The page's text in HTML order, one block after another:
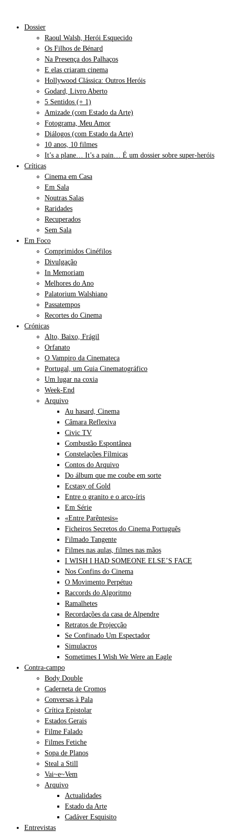
Dossier
Raoul Walsh, Herói Esquecido
Os Filhos de Bénard
Na Presença dos Palhaços
E elas criaram cinema
Hollywood Clássica: Outros Heróis
Godard, Livro Aberto
5 Sentidos (+ 1)
Amizade (com Estado da Arte)
Fotograma, Meu Amor
Diálogos (com Estado da Arte)
10 anos, 10 filmes
It’s a plane… It’s a pain… É um dossier sobre super-heróis
Críticas
Cinema em Casa
Em Sala
Noutras Salas
Raridades
Recuperados
Sem Sala
Em Foco
Comprimidos Cinéfilos
Divulgação
In Memoriam
Melhores do Ano
Palatorium Walshiano
Passatempos
Recortes do Cinema
Crónicas
Alto, Baixo, Frágil
Orfanato
O Vampiro da Cinemateca
Portugal, um Guia Cinematográfico
Um lugar na coxia
Week-End
Arquivo
Au hasard, Cinema
Câmara Reflexiva
Civic TV
Combustão Espontânea
Constelações Fílmicas
Contos do Arquivo
Do álbum que me coube em sorte
Ecstasy of Gold
Entre o granito e o arco-íris
Em Série
«Entre Parêntesis»
Ficheiros Secretos do Cinema Português
Filmado Tangente
Filmes nas aulas, filmes nas mãos
I WISH I HAD SOMEONE ELSE’S FACE
Nos Confins do Cinema
O Movimento Perpétuo
Raccords do Algoritmo
Ramalhetes
Recordações da casa de Alpendre
Retratos de Projecção
Se Confinado Um Espectador
Simulacros
Sometimes I Wish We Were an Eagle
Contra-campo
Body Double
Caderneta de Cromos
Conversas à Pala
Crítica Epistolar
Estados Gerais
Filme Falado
Filmes Fetiche
Sopa de Planos
Steal a Still
Vai~e~Vem
Arquivo
Actualidades
Estado da Arte
Cadáver Esquisito
Entrevistas